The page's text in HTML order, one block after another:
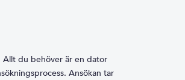
Allt du behöver är en dator
Ansökan tar